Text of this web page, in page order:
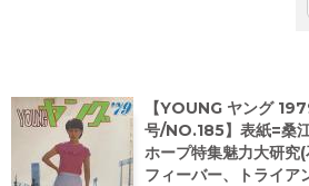
【YOUNG ヤング
号/NO.185】表紙=桑
ホープ特集魅力大研究(
フィーバー、トライア